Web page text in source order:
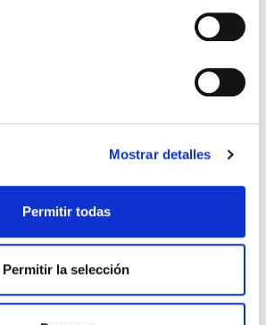
Mostrar detalles
Permitir todas
Permitir la selección
al parto: ¿qué
de embarazo se llena de dudas
las embarazadas. El momento